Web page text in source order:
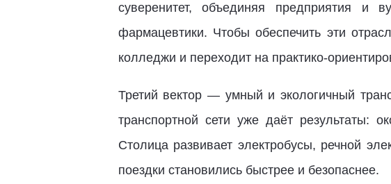
суверенитет, объединяя предприятия и
фармацевтики. Чтобы обеспечить эти
колледжи и переходит на практико-
Третий вектор — умный и экологичный
транспортной сети уже даёт результаты:
Столица развивает электробусы, речной
поездки становились быстрее и безопаснее.